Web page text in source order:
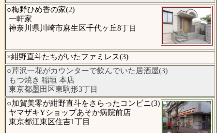
○梅野ひめ香の家(2)
一軒家
神奈川県川崎市麻生区千代ヶ丘8丁目
×紺野直斗たちがいたファミレス(3)
○芹沢一花がカウンターで飲んでいた居酒屋(3)
もつ焼き 稲垣 本店
東京都墨田区東駒形3丁目
○加賀美零が紺野直斗をさらったコンビニ(3)
ヤマザキYショップあそか病院前店
東京都江東区住吉1丁目